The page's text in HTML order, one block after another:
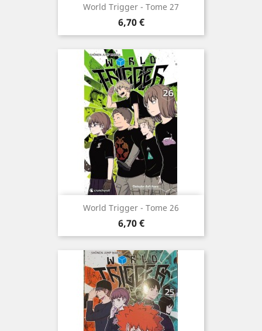
World Trigger - Tome 27
Prix
6,70 €
World Trigger - Tome 26
Prix
6,70 €